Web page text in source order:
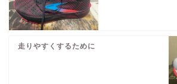
走りやすくするために